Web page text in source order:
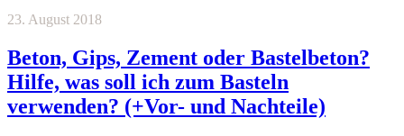
23. August 2018
Beton, Gips, Zement oder Bastelbeton?
Hilfe, was soll ich zum Basteln
verwenden? (+Vor- und Nachteile)